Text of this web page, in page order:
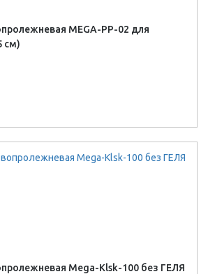
MEGA-PP-02 для
см)
Mega-Klsk-100 без ГЕЛЯ